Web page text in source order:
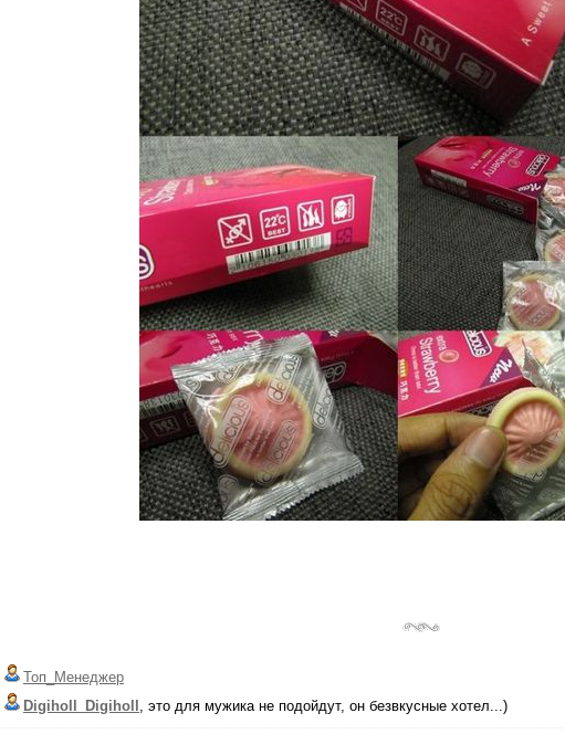
Топ_Менеджер
Digiholl_Digiholl , это для мужика не подойдут, он безвкусные хотел...)